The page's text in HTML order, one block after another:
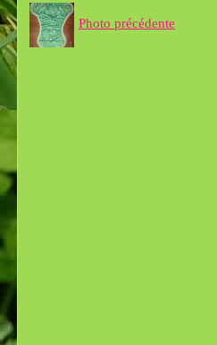
Photo précédente